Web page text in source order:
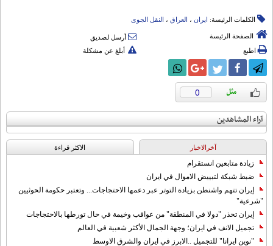
الكلمات الرئيسة: ایران ، العراق ، النقل الجوی
الصفحة الرئيسة
أرسل لصديق
اطبع
أبلغ عن مشكلة
0
آراء المشاهدين
آخرالاخبار الاکثر قراءة
زيادة متابعين انستقرام
ضبط شبكة لتبييض الاموال في ايران
إيران تتهم واشنطن بزيادة التوتر عبر دعمها الاحتجاجات... وتعتبر حكومة الحوثيين
"شرعية"
إيران تحذر "دولا في المنطقة" من عواقب وخيمة في حال تورطها بالاحتجاجات
تجميل الانف في ايران؛ وجهة الجمال الأكثر شعبية في العالم
"نوين ايرانا" للتجميل ..الابرز في ايران والشرق الاوسط